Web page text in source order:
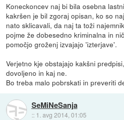
Koneckoncev naj bi bila osebna
kakršen je bil zgoraj opisan, ko so
nato sklicavali, da naj ta toži
pojme že dobesedno kriminalna in
pomočjo groženj izvajajo 'izterjave'.
Verjetno kje obstajajo kakšni
dovoljeno in kaj ne.
Bo treba malo pobrskati in preveriti
SeMiNeSanja
:: 1. avg 2014, 01:05